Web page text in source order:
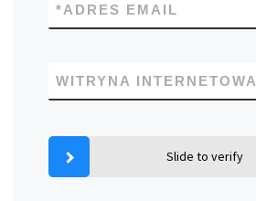
ADRES EMAIL
*
WITRYNA INTERNETOWA
Slide to verify